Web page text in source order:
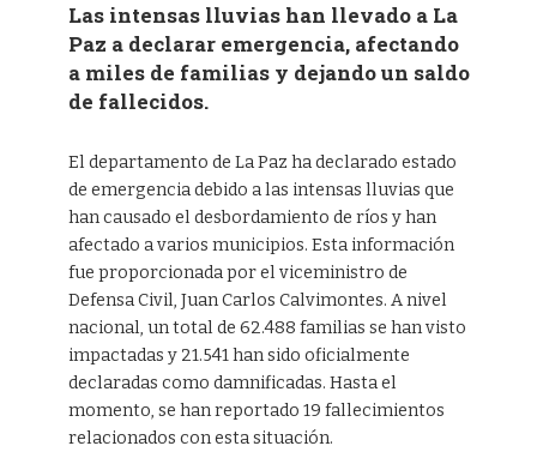
Las intensas lluvias han llevado a La
Paz a declarar emergencia, afectando
a miles de familias y dejando un saldo
de fallecidos.
El departamento de La Paz ha declarado estado
de emergencia debido a las intensas lluvias que
han causado el desbordamiento de ríos y han
afectado a varios municipios. Esta información
fue proporcionada por el viceministro de
Defensa Civil, Juan Carlos Calvimontes. A nivel
nacional, un total de 62.488 familias se han visto
impactadas y 21.541 han sido oficialmente
declaradas como damnificadas. Hasta el
momento, se han reportado 19 fallecimientos
relacionados con esta situación.